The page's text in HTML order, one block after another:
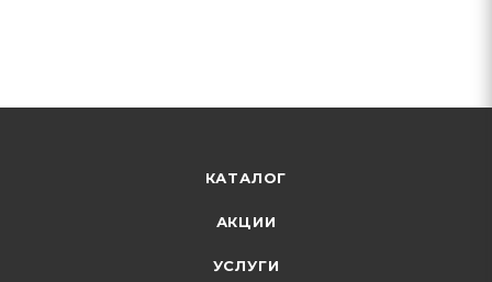
КАТАЛОГ
АКЦИИ
УСЛУГИ